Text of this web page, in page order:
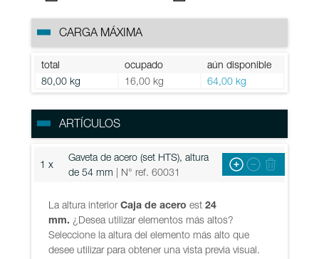
CARGA MÁXIMA
total ocupado
aún disponible
80,00 kg
16,00 kg 64,00 kg
ARTÍCULOS
1 x
Gaveta de acero (set HTS), altura
de 54 mm | N° ref. 60031
La altura interiorCaja de acero est 24
mm. ¿Desea utilizar elementos más altos?
Seleccione la altura del elemento más alto que
desee utilizar para obtener una vista previa visual.